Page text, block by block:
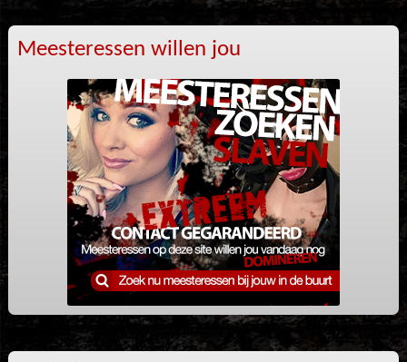
Meesteressen willen jou